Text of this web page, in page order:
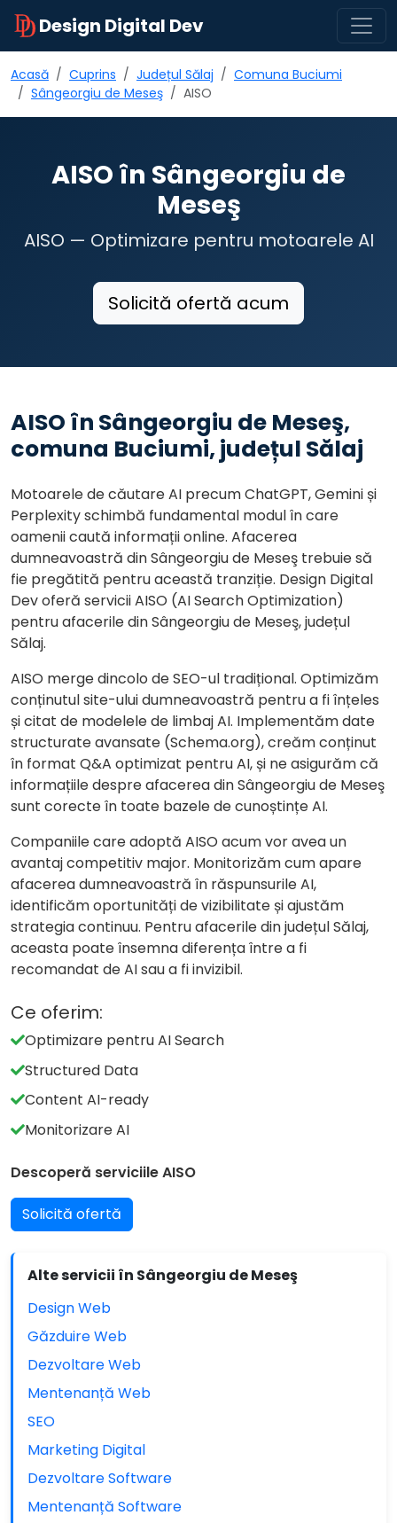
Design Digital Dev
Acasă Cuprins Județul Sălaj
Comuna Buciumi
Sângeorgiu de Meseş
AISO
AISO în Sângeorgiu de
Meseş
AISO — Optimizare pentru motoarele AI
Solicită ofertă acum
AISO în Sângeorgiu de Meseş,
comuna Buciumi, județul Sălaj
Motoarele de căutare AI precum ChatGPT, Gemini și
Perplexity schimbă fundamental modul în care
oamenii caută informații online. Afacerea
dumneavoastră din Sângeorgiu de Meseş trebuie să
fie pregătită pentru această tranziție. Design Digital
Dev oferă servicii AISO (AI Search Optimization)
pentru afacerile din Sângeorgiu de Meseş, județul
Sălaj.
AISO merge dincolo de SEO-ul tradițional. Optimizăm
conținutul site-ului dumneavoastră pentru a fi înțeles
și citat de modelele de limbaj AI. Implementăm date
structurate avansate (Schema.org), creăm conținut
în format Q&A optimizat pentru AI, și ne asigurăm că
informațiile despre afacerea din Sângeorgiu de Meseş
sunt corecte în toate bazele de cunoștințe AI.
Companiile care adoptă AISO acum vor avea un
avantaj competitiv major. Monitorizăm cum apare
afacerea dumneavoastră în răspunsurile AI,
identificăm oportunități de vizibilitate și ajustăm
strategia continuu. Pentru afacerile din județul Sălaj,
aceasta poate însemna diferența între a fi
recomandat de AI sau a fi invizibil.
Ce oferim:
Optimizare pentru AI Search
Structured Data
Content AI-ready
Monitorizare AI
Descoperă serviciile AISO
Solicită ofertă
Alte servicii în Sângeorgiu de Meseş
Design Web
Găzduire Web
Dezvoltare Web
Mentenanță Web
SEO
Marketing Digital
Dezvoltare Software
Mentenanță Software